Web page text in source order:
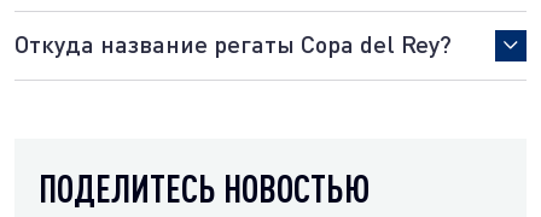
(RCNP) с 1982 года, собирает сотни лодок и яхтсменов со
Откуда название регаты Copa del Rey?
ПОДЕЛИТЕСЬ НОВОСТЬЮ